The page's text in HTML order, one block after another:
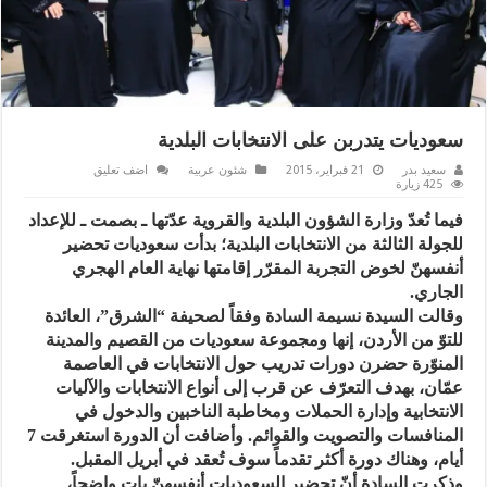
سعوديات يتدربن على الانتخابات البلدية
سعيد بدر 21 فبراير، 2015 شئون عربية
اضف تعليق
425 زيارة
فيما تُعدّ وزارة الشؤون البلدية والقروية عدّتها ـ بصمت ـ للإعداد
للجولة الثالثة من الانتخابات البلدية؛ بدأت سعوديات تحضير
أنفسهنّ لخوض التجربة المقرّر إقامتها نهاية العام الهجري
الجاري.
وقالت السيدة نسيمة السادة وفقاً لصحيفة “الشرق”، العائدة
للتوّ من الأردن، إنها ومجموعة سعوديات من القصيم والمدينة
المنوّرة حضرن دورات تدريب حول الانتخابات في العاصمة
عمّان، بهدف التعرّف عن قرب إلى أنواع الانتخابات والآليات
الانتخابية وإدارة الحملات ومخاطبة الناخبين والدخول في
المنافسات والتصويت والقوائم. وأضافت أن الدورة استغرقت 7
أيام، وهناك دورة أكثر تقدماً سوف تُعقد في أبريل المقبل.
وذكرت السادة أنّ تحضير السعوديات أنفسهنّ بات واضحاً،